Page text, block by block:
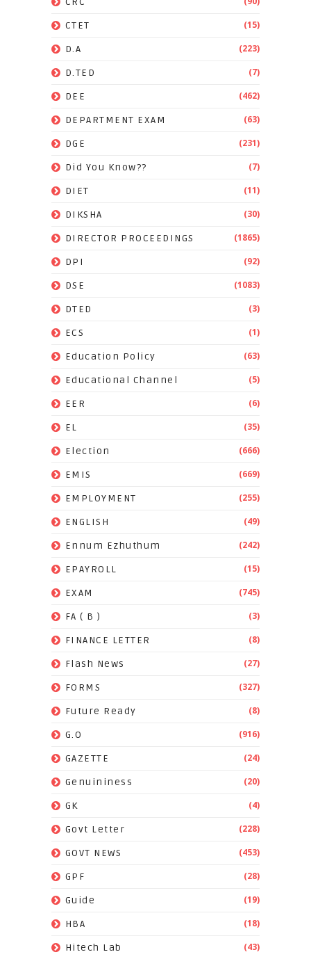
CTET (15)
D.A (223)
D.TED (7)
DEE (462)
DEPARTMENT EXAM (63)
DGE (231)
Did You Know?? (7)
DIET (11)
DIKSHA (30)
DIRECTOR PROCEEDINGS (1865)
DPI (92)
DSE (1083)
DTED (3)
ECS (1)
Education Policy (63)
Educational Channel (5)
EER (6)
EL (35)
Election (666)
EMIS (669)
EMPLOYMENT (255)
ENGLISH (49)
Ennum Ezhuthum (242)
EPAYROLL (15)
EXAM (745)
FA ( B ) (3)
FINANCE LETTER (8)
Flash News (27)
FORMS (327)
Future Ready (8)
G.O (916)
GAZETTE (24)
Genuininess (20)
GK (4)
Govt Letter (228)
GOVT NEWS (453)
GPF (28)
Guide (19)
HBA (18)
Hitech Lab (43)